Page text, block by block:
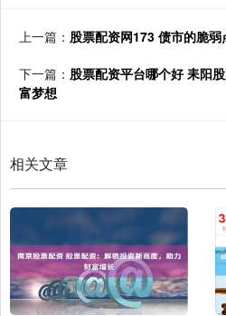
上一篇： 股票配资网173 债市的脆弱
下一篇： 股票配资平台哪个好 耒阳
富梦想
相关文章